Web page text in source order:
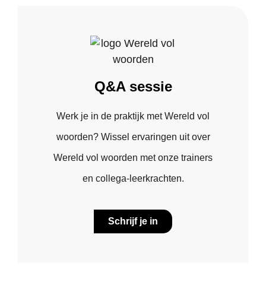
Q&A sessie
Werk je in de praktijk met Wereld vol
woorden? Wissel ervaringen uit over
Wereld vol woorden met onze trainers
en collega-leerkrachten.
Schrijf je in